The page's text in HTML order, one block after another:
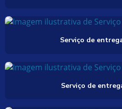
Serviço de
Serviço de